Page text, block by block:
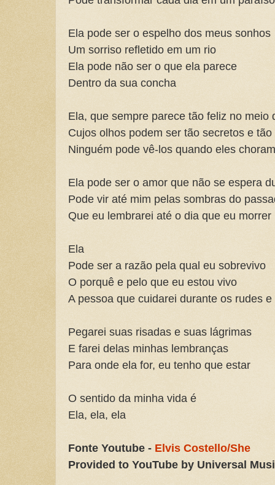
Ela pode ser o espelho dos meus sonhos
Um sorriso refletido em um rio
Ela pode não ser o que ela parece
Dentro da sua concha
Ela, que sempre parece tão feliz no meio
Cujos olhos podem ser tão secretos e
Ninguém pode vê-los quando eles choram
Ela pode ser o amor que não se espera
Pode vir até mim pelas sombras do
Que eu lembrarei até o dia que eu morrer
Ela
Pode ser a razão pela qual eu sobrevivo
O porquê e pelo que eu estou vivo
A pessoa que cuidarei durante os rudes
Pegarei suas risadas e suas lágrimas
E farei delas minhas lembranças
Para onde ela for, eu tenho que estar
O sentido da minha vida é
Ela, ela, ela
Fonte Youtube - Elvis Costello/She
Provided to YouTube by Universal